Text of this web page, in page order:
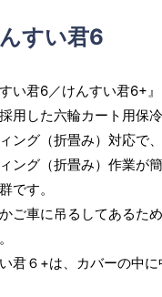
すい君6
すい君6／けんすい君6+
用した六輪カート用保冷
ング（折畳み）対応で
ング（折畳み）作業が
です。
ご車に吊るしてあるた
君６+は、カバーの中に